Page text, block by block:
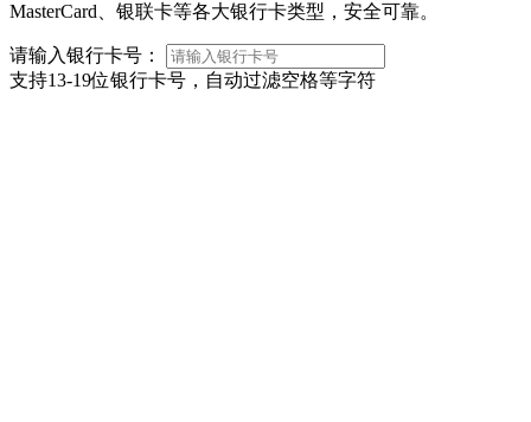
MasterCard、银联卡等各大银行卡类型，安全可靠。
请输入银行卡号：
支持13-19位银行卡号，自动过滤空格等字符